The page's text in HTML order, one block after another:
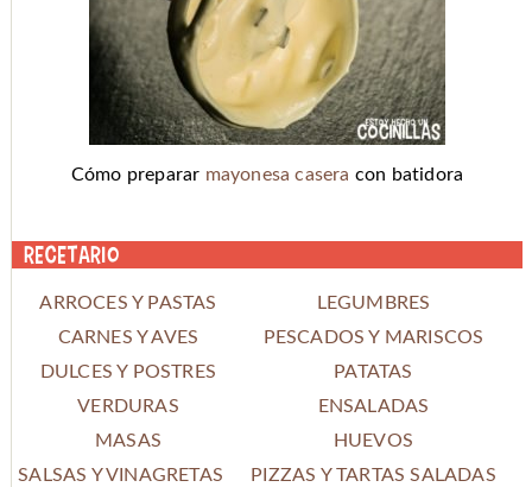
Cómo preparar mayonesa casera con batidora
Recetario
ARROCES Y PASTAS
LEGUMBRES
CARNES Y AVES
PESCADOS Y MARISCOS
DULCES Y POSTRES
PATATAS
VERDURAS
ENSALADAS
MASAS
HUEVOS
SALSAS Y VINAGRETAS
PIZZAS Y TARTAS SALADAS